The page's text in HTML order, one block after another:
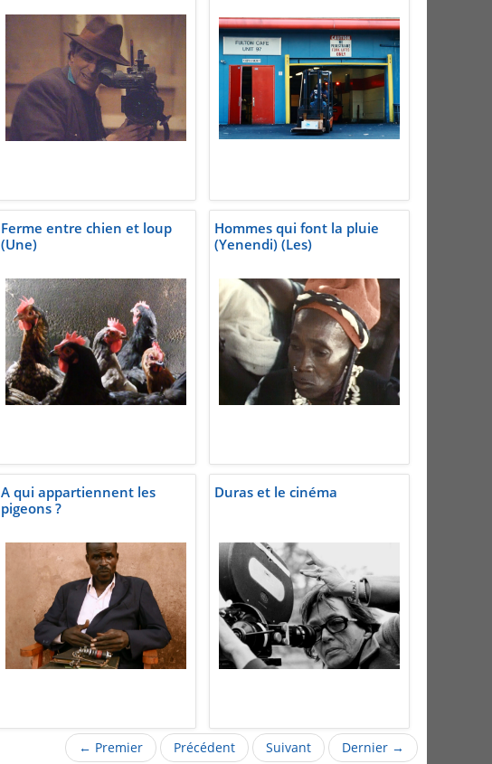
Ferme entre chien et loup
(Une)
Hommes qui font la pluie
(Yenendi) (Les)
A qui appartiennent les
pigeons ?
Duras et le cinéma
← Premier Précédent Suivant Dernier →